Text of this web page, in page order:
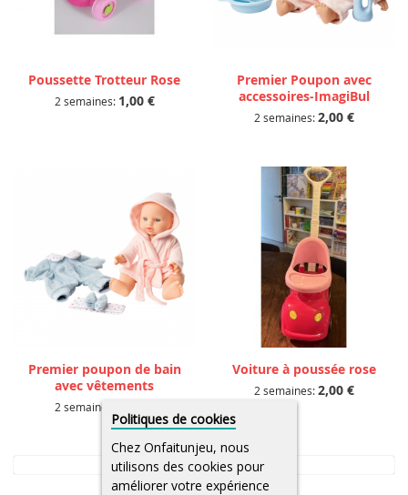
Poussette Trotteur Rose
2 semaines: 1,00 €
Premier Poupon avec
accessoires-ImagiBul
2 semaines:2,00 €
Premier poupon de bain
avec vêtements
2 semaines:
Voiture à poussée rose
2 semaines:2,00 €
Politiques de cookies
Chez Onfaitunjeu, nous
utilisons des cookies pour
améliorer votre expérience